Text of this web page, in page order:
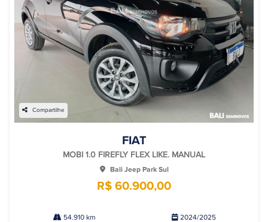
Compartilhe
FIAT
MOBI 1.0 FIREFLY FLEX LIKE. MANUAL
Bali Jeep Park Sul
R$ 60.900,00
54.910 km 2024/2025